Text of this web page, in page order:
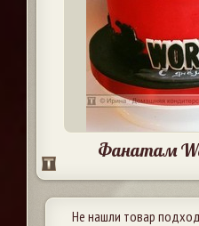
Фанатам
Не нашли товар